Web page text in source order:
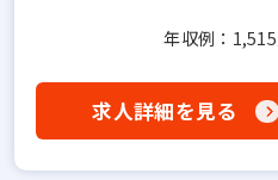
年収例：
求人詳細を見る